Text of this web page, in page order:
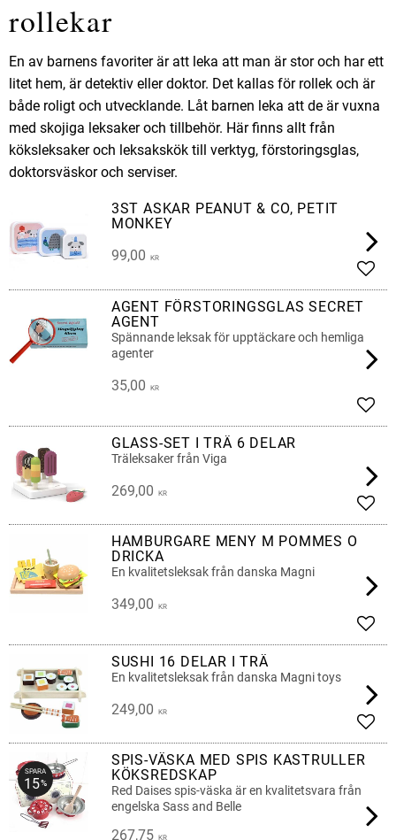
rollekar
En av barnens favoriter är att leka att man är stor och har ett
litet hem, är detektiv eller doktor. Det kallas för rollek och är
både roligt och utvecklande. Låt barnen leka att de är vuxna
med skojiga leksaker och tillbehör. Här finns allt från
köksleksaker och leksakskök till verktyg, förstoringsglas,
doktorsväskor och serviser.
3ST ASKAR PEANUT & CO, PETIT
MONKEY
99,00
KR
AGENT FÖRSTORINGSGLAS SECRET
AGENT
Spännande leksak för upptäckare och hemliga
agenter
35,00 KR
GLASS-SET I TRÄ 6 DELAR
Träleksaker från Viga
269,00 KR
HAMBURGARE MENY M POMMES O
DRICKA
En kvalitetsleksak från danska Magni
349,00 KR
SUSHI 16 DELAR I TRÄ
En kvalitetsleksak från danska Magni toys
249,00 KR
SPIS-VÄSKA MED SPIS KASTRULLER
KÖKSREDSKAP
Red Daises spis-väska är en kvalitetsvara från
engelska Sass and Belle
267,75 KR
SPARA
15%